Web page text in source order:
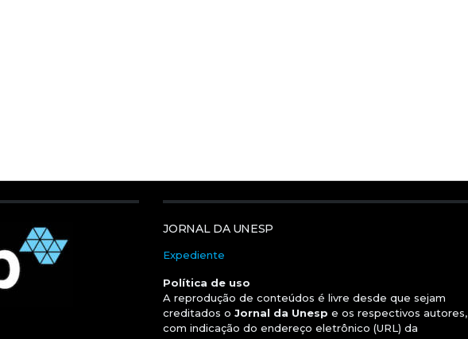
JORNAL DA UNESP
Expediente
Política de uso
A reprodução de conteúdos é livre desde que sejam
creditados oJornal da Unesp e os respectivos autores,
com indicação do endereço eletrônico (URL) da